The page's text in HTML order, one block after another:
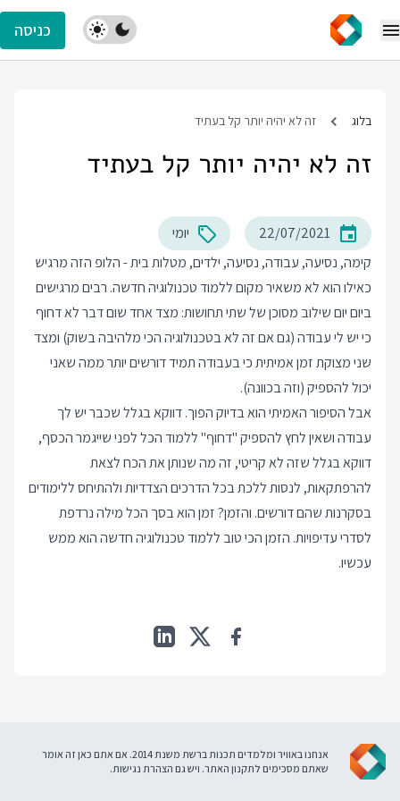
כניסה
בלוג זה לא יהיה יותר קל בעתיד
זה לא יהיה יותר קל בעתיד
22/07/2021
יומי
קימה, נסיעה, עבודה, נסיעה, ילדים, מטלות בית - הלופ הזה מרגיש
כאילו הוא לא משאיר מקום ללמוד טכנולוגיה חדשה. רבים מרגישים
ביום יום שילוב מסוכן של שתי תחושות: מצד אחד שום דבר לא דחוף
כי יש לי עבודה (גם אם זה לא בטכנולוגיה הכי מלהיבה בשוק) ומצד
שני מצוקת זמן אמיתית כי בעבודה תמיד דורשים יותר ממה שאני
יכול להספיק (וזה בכוונה).
אבל הסיפור האמיתי הוא בדיוק הפוך. דווקא בגלל שכבר יש לך
עבודה ושאין לחץ להספיק "דחוף" ללמוד הכל לפני שייגמר הכסף,
דווקא בגלל שזה לא קריטי, זה מה שנותן את הכח לצאת
להרפתקאות, לנסות ללכת בכל הדרכים הצדדיות ולהתיחס ללימודים
בסקרנות שהם דורשים. והזמן? זמן הוא בסך הכל מילה נרדפת
לסדרי עדיפויות. הזמן הכי טוב ללמוד טכנולוגיה חדשה הוא ממש
עכשיו.
אנחנו באוויר ומלמדים תכנות ברשת משנת 2014. אם אתם כאן זה אומר
שאתם מסכימים לתקנון האתר. ויש גם הצהרת נגישות.